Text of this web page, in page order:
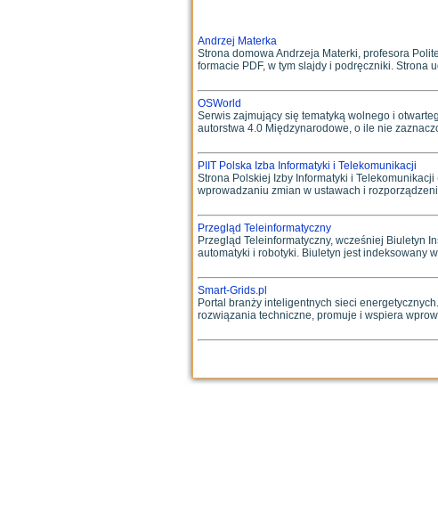
Andrzej Materka
Strona domowa Andrzeja Materki, profesora
formacie PDF, w tym slajdy i podręczniki. Strona
OSWorld
Serwis zajmujący się tematyką wolnego i
autorstwa 4.0 Międzynarodowe, o ile nie
PIIT Polska Izba Informatyki i Telekomunikacji
Strona Polskiej Izby Informatyki i
wprowadzaniu zmian w ustawach i
Przegląd Teleinformatyczny
Przegląd Teleinformatyczny, wcześniej Biuletyn
automatyki i robotyki. Biuletyn jest indeksowany
Smart-Grids.pl
Portal branży inteligentnych sieci
rozwiązania techniczne, promuje i wspiera